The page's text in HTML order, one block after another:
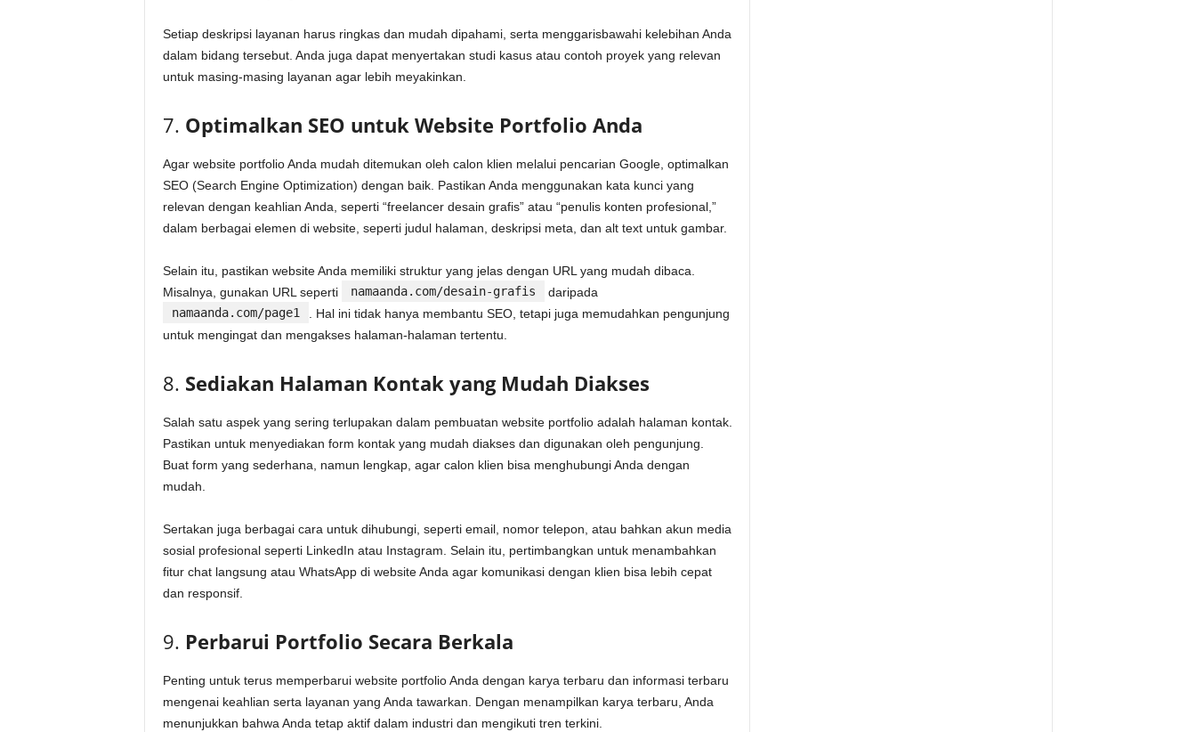
Setiap deskripsi layanan harus ringkas dan mudah dipahami, serta menggarisbawahi kelebihan Anda
dalam bidang tersebut. Anda juga dapat menyertakan studi kasus atau contoh proyek yang relevan
untuk masing-masing layanan agar lebih meyakinkan.
7. Optimalkan SEO untuk Website Portfolio Anda
Agar website portfolio Anda mudah ditemukan oleh calon klien melalui pencarian Google, optimalkan
SEO (Search Engine Optimization) dengan baik. Pastikan Anda menggunakan kata kunci yang
relevan dengan keahlian Anda, seperti “freelancer desain grafis” atau “penulis konten profesional,”
dalam berbagai elemen di website, seperti judul halaman, deskripsi meta, dan alt text untuk gambar.
Selain itu, pastikan website Anda memiliki struktur yang jelas dengan URL yang mudah dibaca.
Misalnya, gunakan URL seperti
namaanda.com/desain-grafis
daripada
namaanda.com/page1
. Hal ini tidak hanya membantu SEO, tetapi juga memudahkan pengunjung
untuk mengingat dan mengakses halaman-halaman tertentu.
8. Sediakan Halaman Kontak yang Mudah Diakses
Salah satu aspek yang sering terlupakan dalam pembuatan website portfolio adalah halaman kontak.
Pastikan untuk menyediakan form kontak yang mudah diakses dan digunakan oleh pengunjung.
Buat form yang sederhana, namun lengkap, agar calon klien bisa menghubungi Anda dengan
mudah.
Sertakan juga berbagai cara untuk dihubungi, seperti email, nomor telepon, atau bahkan akun media
sosial profesional seperti LinkedIn atau Instagram. Selain itu, pertimbangkan untuk menambahkan
fitur chat langsung atau WhatsApp di website Anda agar komunikasi dengan klien bisa lebih cepat
dan responsif.
9. Perbarui Portfolio Secara Berkala
Penting untuk terus memperbarui website portfolio Anda dengan karya terbaru dan informasi terbaru
mengenai keahlian serta layanan yang Anda tawarkan. Dengan menampilkan karya terbaru, Anda
menunjukkan bahwa Anda tetap aktif dalam industri dan mengikuti tren terkini.